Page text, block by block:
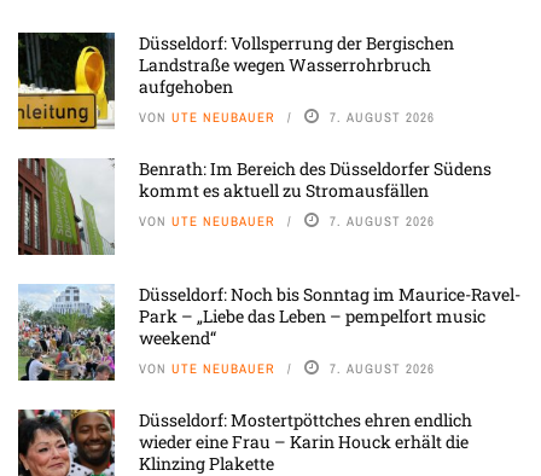
Düsseldorf: Vollsperrung der Bergischen
Landstraße wegen Wasserrohrbruch
aufgehoben
VON UTE NEUBAUER 7. AUGUST 2026
Benrath: Im Bereich des Düsseldorfer Südens
kommt es aktuell zu Stromausfällen
VON UTE NEUBAUER 7. AUGUST 2026
Düsseldorf: Noch bis Sonntag im Maurice-Ravel-
Park – „Liebe das Leben – pempelfort music
weekend“
VON UTE NEUBAUER 7. AUGUST 2026
Düsseldorf: Mostertpöttches ehren endlich
wieder eine Frau – Karin Houck erhält die
Klinzing Plakette